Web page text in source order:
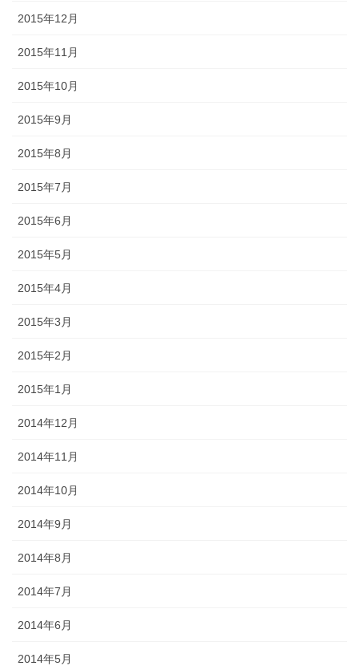
2015年12月
2015年11月
2015年10月
2015年9月
2015年8月
2015年7月
2015年6月
2015年5月
2015年4月
2015年3月
2015年2月
2015年1月
2014年12月
2014年11月
2014年10月
2014年9月
2014年8月
2014年7月
2014年6月
2014年5月